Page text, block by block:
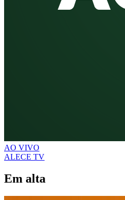
AO VIVO
ALECE TV
Em alta